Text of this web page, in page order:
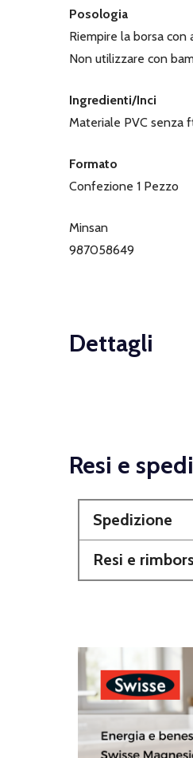
Posologia
Riempire la borsa
Non utilizzare con
Ingredienti/Inci
Materiale PVC senza
Formato
Confezione 1 Pezzo
Minsan
987058649
Dettagli
Resi e
Spedizione
Resi e